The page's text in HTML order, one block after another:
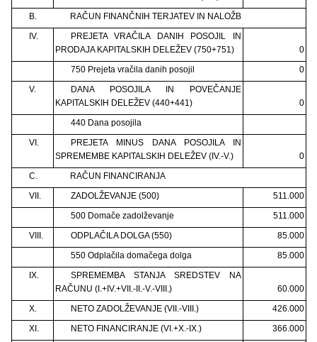
B.
RAČUN FINANČNIH TERJATEV IN NALOŽB
IV.
PREJETA VRAČILA DANIH POSOJIL IN
PRODAJA KAPITALSKIH DELEŽEV (750+751)
0
750 Prejeta vračila danih posojil
0
V.
DANA POSOJILA IN POVEČANJE
KAPITALSKIH DELEŽEV (440+441)
0
440 Dana posojila
VI.
PREJETA MINUS DANA POSOJILA IN
SPREMEMBE KAPITALSKIH DELEŽEV (IV.-V.)
0
C.
RAČUN FINANCIRANJA
VII.
ZADOLŽEVANJE (500)
511.000
500 Domače zadolževanje
511.000
VIII.
ODPLAČILA DOLGA (550)
85.000
550 Odplačila domačega dolga
85.000
IX.
SPREMEMBA STANJA SREDSTEV NA
RAČUNU (I.+IV.+VII.-II.-V.-VIII.)
60.000
X.
NETO ZADOLŽEVANJE (VII.-VIII.)
426.000
XI.
NETO FINANCIRANJE (VI.+X.-IX.)
366.000